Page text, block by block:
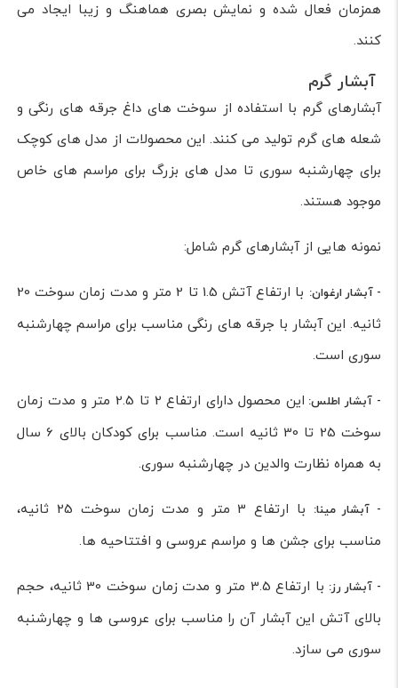
همزمان فعال شده و نمایش بصری هماهنگ و زیبا ایجاد می
کنند.
آبشار گرم
آبشارهای گرم با استفاده از سوخت های داغ جرقه های رنگی و
شعله های گرم تولید می کنند. این محصولات از مدل های کوچک
برای چهارشنبه سوری تا مدل های بزرگ برای مراسم های خاص
موجود هستند.
نمونه هایی از آبشارهای گرم شامل:
- آبشار ارغوان:
با ارتفاع آتش 1.5 تا 2 متر و مدت زمان سوخت 20
ثانیه. این آبشار با جرقه های رنگی مناسب برای مراسم چهارشنبه
سوری است.
- آبشار اطلس:
این محصول دارای ارتفاع 2 تا 2.5 متر و مدت زمان
سوخت 25 تا 30 ثانیه است. مناسب برای کودکان بالای 6 سال
به همراه نظارت والدین در چهارشنبه سوری.
- آبشار مینا:
با ارتفاع 3 متر و مدت زمان سوخت 25 ثانیه،
مناسب برای جشن ها و مراسم عروسی و افتتاحیه ها.
- آبشار رز:
با ارتفاع 3.5 متر و مدت زمان سوخت 30 ثانیه، حجم
بالای آتش این آبشار آن را مناسب برای عروسی ها و چهارشنبه
سوری می سازد.